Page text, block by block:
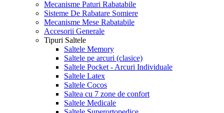
Mecanisme Paturi Rabatabile
Sisteme De Rabatare Somiere
Mecanisme Mese Rabatabile
Accesorii Generale
Tipuri Saltele
Saltele Memory
Saltele pe arcuri (clasice)
Saltele Pocket - Arcuri Individuale
Saltele Latex
Saltele Cocos
Saltea cu 7 zone de confort
Saltele Medicale